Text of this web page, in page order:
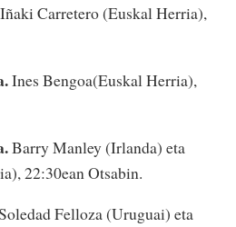
Iñaki Carretero (Euskal Herria),
Ines Bengoa(Euskal Herria),
Barry Manley (Irlanda) eta
22:30ean Otsabin.
Felloza (Uruguai) eta